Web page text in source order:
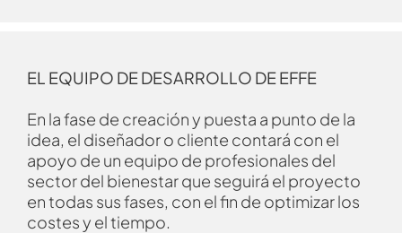
EL EQUIPO DE DESARROLLO DE EFFE
En la fase de creación y puesta a punto de la
idea, el diseñador o cliente contará con el
apoyo de un equipo de profesionales del
sector del bienestar que seguirá el proyecto
en todas sus fases, con el fin de optimizar los
costes y el tiempo.